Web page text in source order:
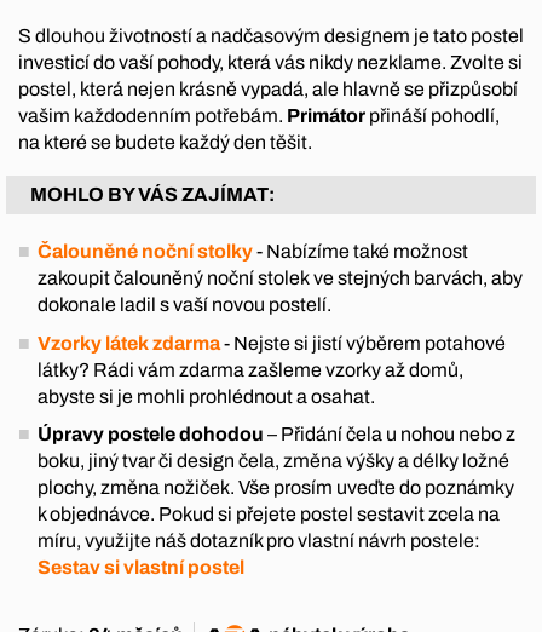
S dlouhou životností a nadčasovým designem je tato postel
investicí do vaší pohody, která vás nikdy nezklame. Zvolte si
postel, která nejen krásně vypadá, ale hlavně se přizpůsobí
vašim každodenním potřebám. Primátor přináší pohodlí,
na které se budete každý den těšit.
MOHLO BY VÁS ZAJÍMAT:
Čalouněné noční stolky- Nabízíme také možnost
zakoupit čalouněný noční stolek ve stejných barvách, aby
dokonale ladil s vaší novou postelí.
Vzorky látek zdarma- Nejste si jistí výběrem potahové
látky? Rádi vám zdarma zašleme vzorky až domů,
abyste si je mohli prohlédnout a osahat.
Úpravy postele dohodou – Přidání čela u nohou nebo z
boku, jiný tvar či design čela, změna výšky a délky ložné
plochy, změna nožiček. Vše prosím uveďte do poznámky
k objednávce. Pokud si přejete postel sestavit zcela na
míru, využijte náš dotazník pro vlastní návrh postele:
Sestav si vlastní postel